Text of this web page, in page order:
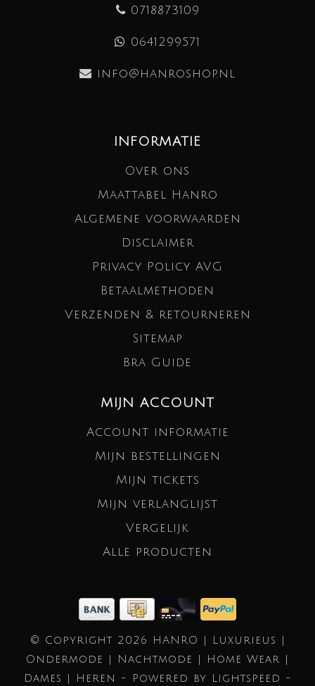
0718873109
0641299571
info@hanroshop.nl
INFORMATIE
Over ons
Maattabel Hanro
Algemene voorwaarden
Disclaimer
Privacy Policy AVG
Betaalmethoden
Verzenden & retourneren
Sitemap
Bra Guide
MIJN ACCOUNT
Account informatie
Mijn bestellingen
Mijn tickets
Mijn verlanglijst
Vergelijk
Alle producten
© Copyright 2026 HANRO | Luxurieus |
Ondermode | Nachtmode | Home Wear |
Dames | Heren - Powered by
Lightspeed -